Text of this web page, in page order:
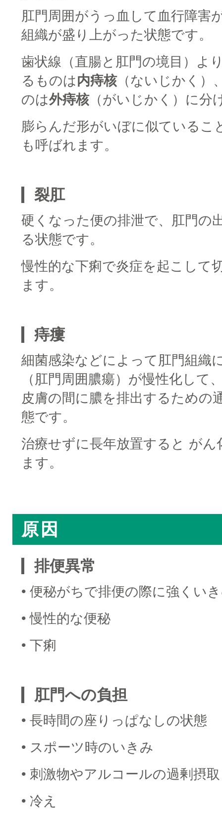
肛門周囲がうっ血して血行障害
組織が盛り上がった状態です。
歯状線（直腸と肛門の境目）よ
るものは内痔核（ないじかく）
のは外痔核（がいじかく）に分
膨らんだ形がいぼに似ているこ
も呼ばれます。
裂肛
硬くなった便の排泄で、肛門の
る状態です。
慢性的な下痢で炎症を起こして
ます。
痔瘻
細菌感染などによって肛門組織
（肛門周囲膿瘍）が慢性化して
皮膚の間に膿を排出するための
態です。
治療せずに長年放置すると がん
ます。
原因
排便異常
• 便秘がちで排便の際に強くい
• 慢性的な便秘
• 下痢
肛門への負担
• 長時間の座りっぱなしの状態
• スポーツ時のいきみ
• 刺激物やアルコールの過剰摂取
• 冷え